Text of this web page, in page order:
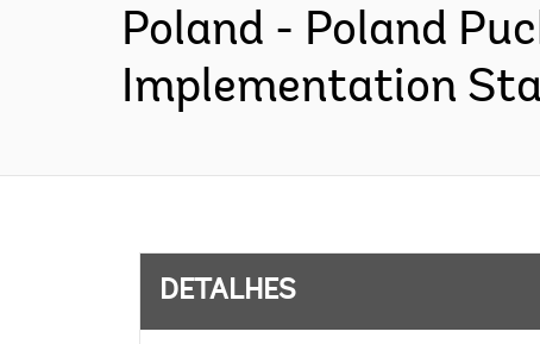
Poland - Poland
Implementation
DETALHES